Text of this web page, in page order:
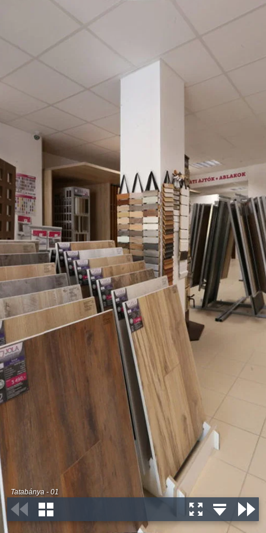
Tatabánya - 01